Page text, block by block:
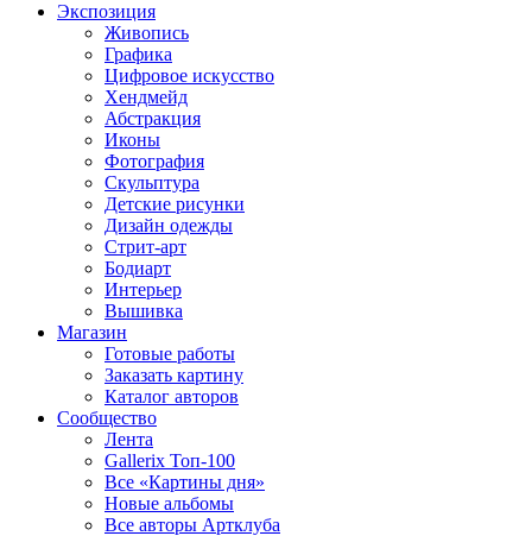
Экспозиция
Живопись
Графика
Цифровое искусство
Хендмейд
Абстракция
Иконы
Фотография
Скульптура
Детские рисунки
Дизайн одежды
Стрит-арт
Бодиарт
Интерьер
Вышивка
Магазин
Готовые работы
Заказать картину
Каталог авторов
Сообщество
Лента
Gallerix Топ-100
Все «Картины дня»
Новые альбомы
Все авторы Артклуба